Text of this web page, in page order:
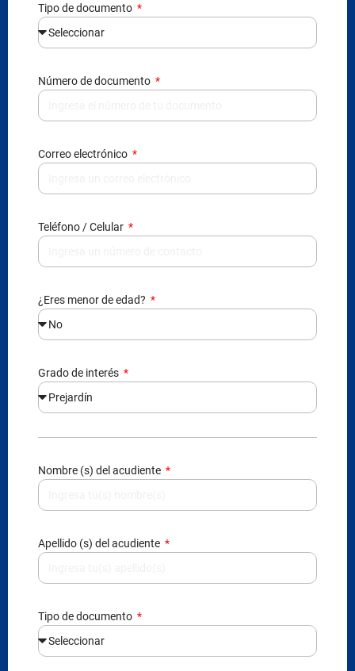
Tipo de documento
Número de documento
Correo electrónico
Teléfono / Celular
¿Eres menor de edad?
Grado de interés
Nombre (s) del acudiente
Apellido (s) del acudiente
Tipo de documento